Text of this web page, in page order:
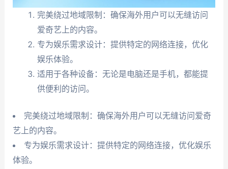
完美绕过地域限制：确保海外用户可以无缝访问
爱奇艺上的内容。
专为娱乐需求设计：提供特定的网络连接，优化
娱乐体验。
适用于各种设备：无论是电脑还是手机，都能提
供便利的访问。
完美绕过地域限制：确保海外用户可以无缝访问爱奇
艺上的内容。
专为娱乐需求设计：提供特定的网络连接，优化娱乐
体验。